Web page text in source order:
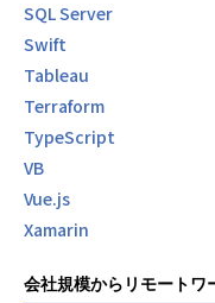
SQL Server
Swift
Tableau
Terraform
TypeScript
VB
Vue.js
Xamarin
会社規模からリモートワ